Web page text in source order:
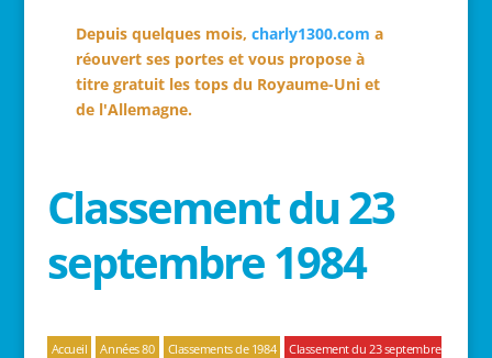
Depuis quelques mois, charly1300.com a
réouvert ses portes et vous propose à
titre gratuit les tops du Royaume-Uni et
de l'Allemagne.
Classement du 23
septembre 1984
Accueil Années 80 Classements de 1984
Classement du 23 septembre